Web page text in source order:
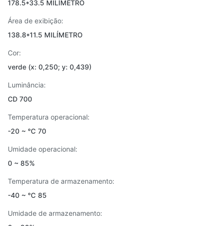
178.5*33.5 MILÍMETRO
Área de exibição:
138.8*11.5 MILÍMETRO
Cor:
verde (x: 0,250; y: 0,439)
Luminância:
CD 700
Temperatura operacional:
-20 ~ ℃ 70
Umidade operacional:
0 ~ 85%
Temperatura de armazenamento:
-40 ~ ℃ 85
Umidade de armazenamento: